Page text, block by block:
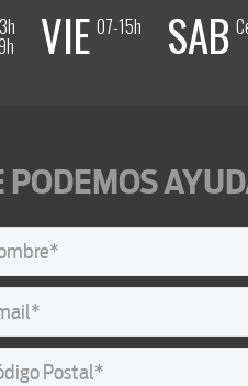
VIE 07-15h SAB
PODEMOS